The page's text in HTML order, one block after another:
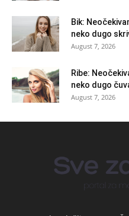
Bik:
neko dugo
August 7, 2026
Ribe:
neko dugo
August 7, 2026